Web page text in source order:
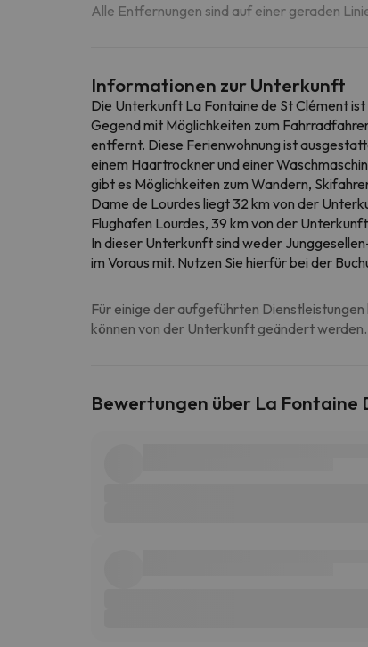
Alle Entfernungen sind auf einer geraden
Informationen zur Unterkunft
Die Unterkunft La Fontaine de St Clément
Gegend mit Möglichkeiten zum
entfernt. Diese Ferienwohnung ist
einem Haartrockner und einer
gibt es Möglichkeiten zum Wandern,
Dame de Lourdes liegt 32 km von der
Flughafen Lourdes, 39 km von der
In dieser Unterkunft sind weder
im Voraus mit. Nutzen Sie hierfür bei der
Für einige der aufgeführten
können von der Unterkunft geändert
Bewertungen über La Fontaine